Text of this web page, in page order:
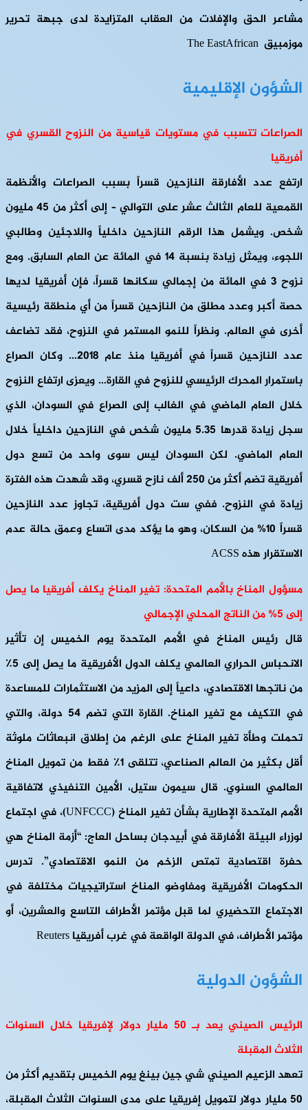
مشاعر الحق والإفلات من العقاب المتزايدة لدى جبهة تحرير
موزمبيق The EastAfrican
الشؤون الإقليمية
الصراعات تتسبب في مستويات قياسية من النزوح القسري في
أفريقيا
ارتفع عدد الأفارقة النازحين قسراً بسبب الصراعات والأنظمة
القمعية للعام الثالث عشر على التوالي – إلى أكثر من 45 مليون
شخص. ويشمل هذا الرقم النازحين داخلياً واللاجئين وطالبي
اللجوء، ويمثل زيادة بنسبة 14 في المائة عن العام السابق. ومع
نزوح 3 في المائة من إجمالي سكانها قسراً، فإن أفريقيا لديها
حصة أكبر وعدد مطلق من النازحين قسراً من أي منطقة رئيسية
أخرى في العالم. ونظراً للنمو المستمر في النزوح، فقد تضاعف
عدد النازحين قسراً في أفريقيا منذ عام 2018… وكان الصراع
باستمرار المحرك الرئيسي للنزوح في القارة… ويعزى ارتفاع النزوح
خلال العام الماضي في الغالب إلى الصراع في السودان، الذي
سجل زيادة قدرها 5.35 مليون شخص في النازحين داخلياً خلال
العام الماضي. لكن السودان ليس سوى واحد من تسع دول
أفريقية تضم أكثر من 250 ألف نازح قسري، وقد شهدت هذه الفترة
زيادة في النزوح. ففي ست دول أفريقية، تجاوز عدد النازحين
قسراً 10% من السكان، وهو ما يؤكد مدى اتساع وعمق حالة عدم
الاستقرار هذه ACSS
مسؤول المناخ بالأمم المتحدة: تغير المناخ يكلف أفريقيا ما يصل
إلى 5% من الناتج المحلي الإجمالي
قال رئيس المناخ في الأمم المتحدة يوم الخميس إن تأثير
الانحباس الحراري العالمي يكلف الدول الأفريقية ما يصل إلى 5٪
من ناتجها الاقتصادي، داعياً إلى المزيد من الاستثمارات للمساعدة
في التكيف مع تغير المناخ. القارة التي تضم 54 دولة، والتي
تحملت وطأة تغير المناخ على الرغم من إطلاق انبعاثات ملوثة
أقل بكثير من العالم الصناعي، تتلقى 1٪ فقط من تمويل المناخ
العالمي السنوي. قال سيمون ستيل، الأمين التنفيذي لاتفاقية
الأمم المتحدة الإطارية بشأن تغير المناخ (UNFCCC)، في اجتماع
لوزراء البيئة الأفارقة في أبيدجان بساحل العاج: “أزمة المناخ هي
حفرة اقتصادية تمتص الزخم من النمو الاقتصادي”. تدرس
الحكومات الأفريقية ومفاوضو المناخ استراتيجيات مختلفة في
الاجتماع التحضيري لما قبل مؤتمر الأطراف التاسع والعشرين، أو
مؤتمر الأطراف، في الدولة الواقعة في غرب أفريقيا Reuters
الشؤون الدولية
الرئيس الصيني يعد بـ 50 مليار دولار لإفريقيا خلال السنوات
الثلاث المقبلة
تعهد الزعيم الصيني شي جين بينغ يوم الخميس بتقديم أكثر من
50 مليار دولار لتمويل إفريقيا على مدى السنوات الثلاث المقبلة،